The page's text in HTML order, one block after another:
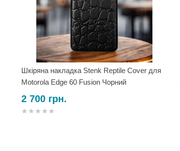
Шкіряна накладка Stenk Reptile Cover для
Motorola Edge 60 Fusion Чорний
2 700 грн.